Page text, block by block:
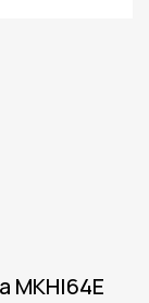
MKHI64E